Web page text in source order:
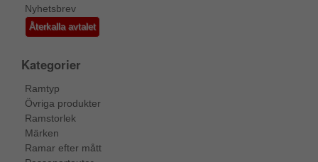
Nyhetsbrev
Återkalla avtalet
Kategorier
Ramtyp
Övriga produkter
Ramstorlek
Märken
Ramar efter mått